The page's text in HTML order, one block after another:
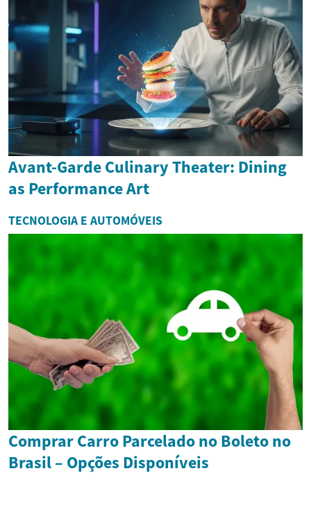
Avant-Garde Culinary Theater: Dining
as Performance Art
TECNOLOGIA E AUTOMÓVEIS
Comprar Carro Parcelado no Boleto no
Brasil – Opções Disponíveis